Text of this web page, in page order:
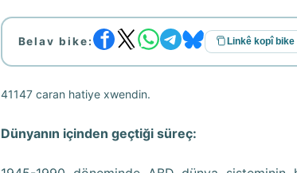
Belav bike: Linkê kopî bike
41147 caran hatiye xwendin.
Dünyanın içinden geçtiği süreç: